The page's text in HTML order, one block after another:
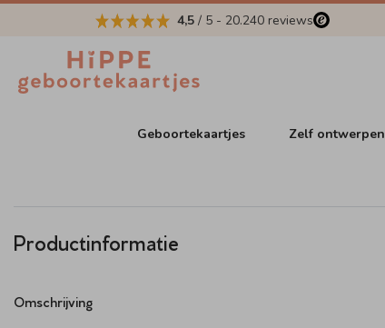
4,5 / 5 - 20.240 reviews
Geboortekaartjes Zelf ontwerpen
Productinformatie
Omschrijving